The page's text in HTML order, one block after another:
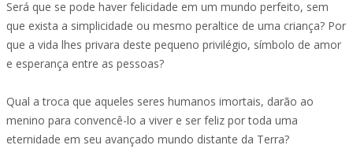
Será que se pode haver felicidade em um mundo perfeito, sem
que exista a simplicidade ou mesmo peraltice de uma criança? Por
que a vida lhes privara deste pequeno privilégio, símbolo de amor
e esperança entre as pessoas?
Qual a troca que aqueles seres humanos imortais, darão ao
menino para convencê-lo a viver e ser feliz por toda uma
eternidade em seu avançado mundo distante da Terra?